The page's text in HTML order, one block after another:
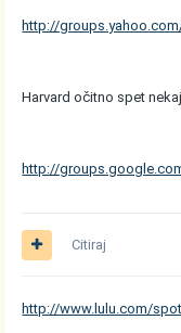
http://
Harvard očitno spet
http://
Citiraj
http://www.lulu.com/